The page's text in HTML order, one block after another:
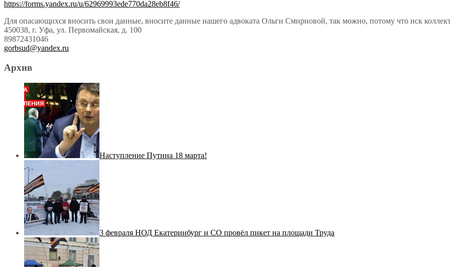
https://forms.yandex.ru/u/62969993ede770da28eb8f46/
Для опасающихся вносить свои данные, вносите данные нашего адвоката Ольги Смирновой, так можно, потому что иск
450038, г. Уфа, ул. Первомайская, д. 100
89872431046
gorbsud@yandex.ru
Архив
Наступление Путина 18 марта!
3 февраля НОД Екатеринбург и СО провёл пикет на площади Труда